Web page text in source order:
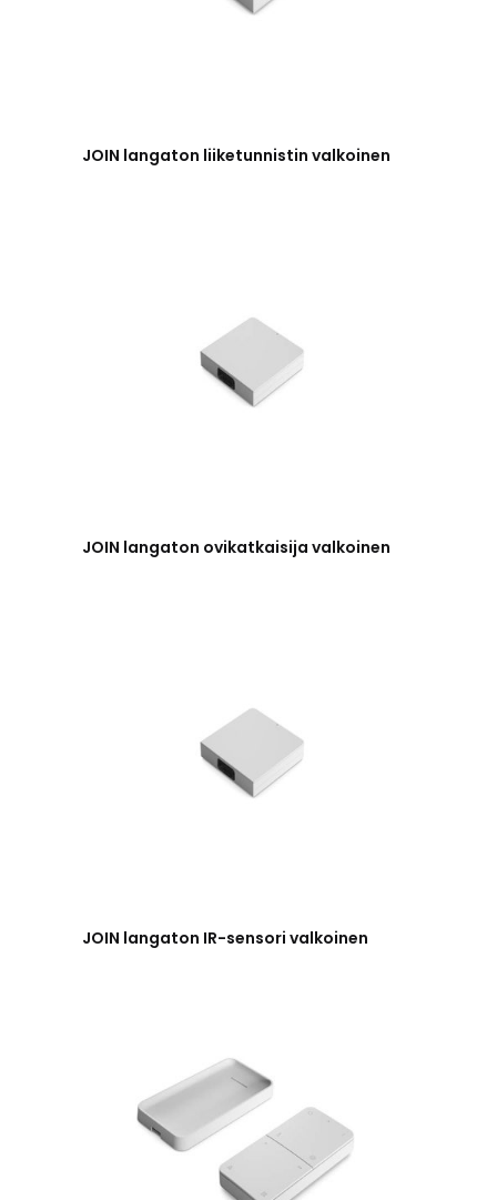
JOIN langaton liiketunnistin valkoinen
JOIN langaton ovikatkaisija valkoinen
JOIN langaton IR-sensori valkoinen